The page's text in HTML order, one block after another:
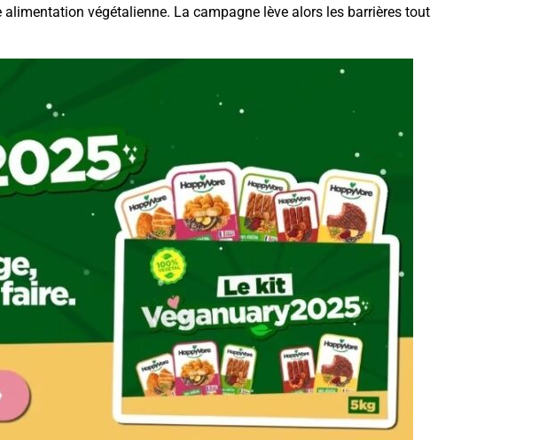
végétalienne. La campagne lève alors les barrières tout